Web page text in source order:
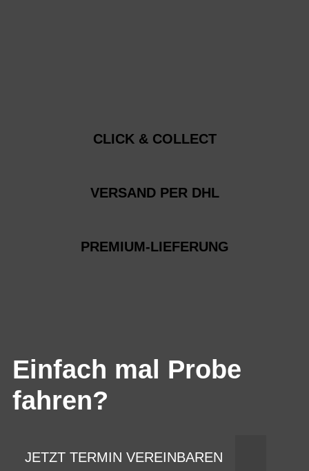
CLICK & COLLECT
VERSAND PER DHL
PREMIUM-LIEFERUNG
Einfach mal Probe
fahren?
JETZT TERMIN VEREINBAREN